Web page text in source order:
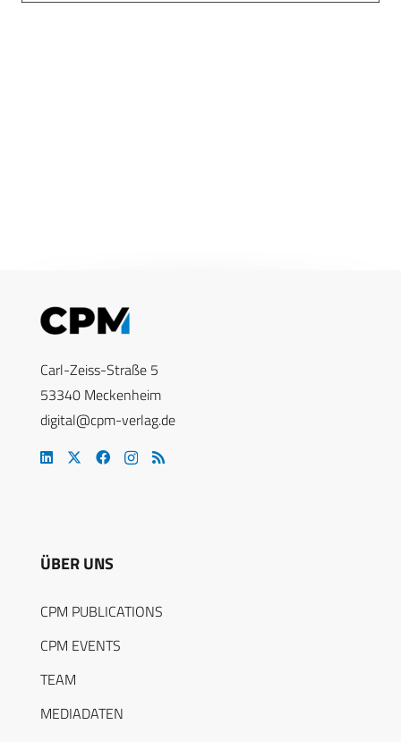
Carl-Zeiss-Straße 5
53340 Meckenheim
digital@cpm-verlag.de
ÜBER UNS
CPM PUBLICATIONS
CPM EVENTS
TEAM
MEDIADATEN